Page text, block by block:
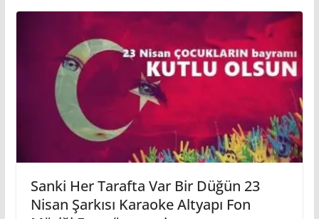
Sanki Her Tarafta Var Bir Düğün 23
Nisan Şarkısı Karaoke Altyapı Fon